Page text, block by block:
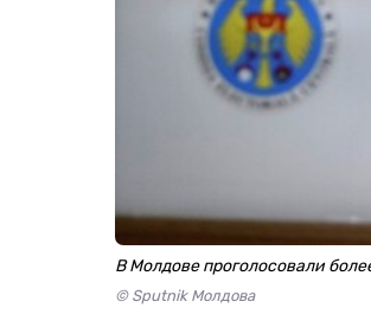
В Молдове проголосовали
© Sputnik Молдова